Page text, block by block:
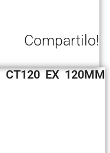
Compartilo!
CT120 EX 120MM